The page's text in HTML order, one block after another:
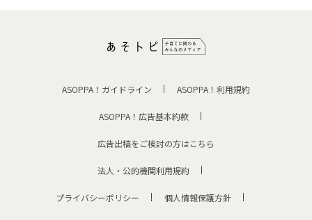
ASOPPA！ガイドライン ASOPPA！利用規約
ASOPPA！広告基本約款
広告出稿をご検討の方はこちら
法人・公的機関利用規約
プライバシーポリシー 個人情報保護方針